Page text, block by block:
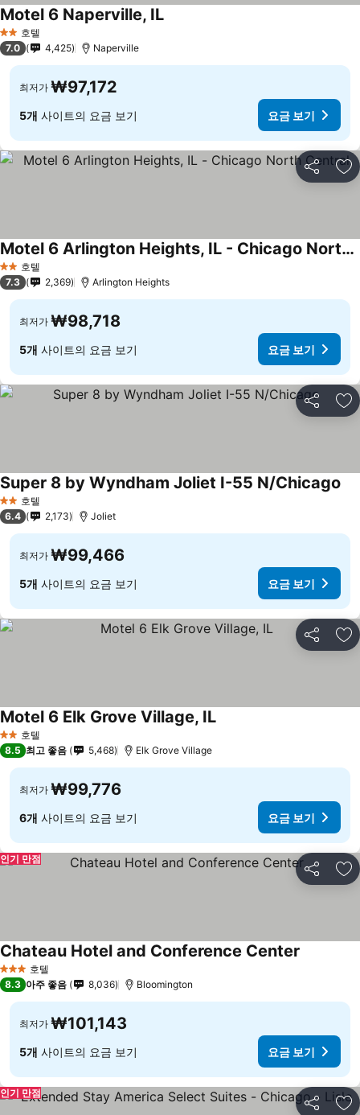
2 성급호텔
Motel 6 Naperville, IL
7.0 4,425 Naperville
최저가 ₩97,172
5개 사이트의 요금 보기 요금 보기
공유 즐
2 성급호텔
Motel 6 Arlington Heights, IL - Chicago North Central
7.3 2,369 Arlington Heights
최저가 ₩98,718
5개 사이트의 요금 보기 요금 보기
공유 즐
2 성급호텔
Super 8 by Wyndham Joliet I-55 N/Chicago
6.4 2,173 Joliet
최저가 ₩99,466
5개 사이트의 요금 보기 요금 보기
공유 즐
2 성급호텔
Motel 6 Elk Grove Village, IL
8.5 최고 좋음 5,468 Elk Grove Village
최저가 ₩99,776
6개 사이트의 요금 보기 요금 보기
공유 즐
인기 만점
3 성급 호텔
Chateau Hotel and Conference Center
8.3 아주 좋음 8,036 Bloomington
최저가 ₩101,143
5개 사이트의 요금 보기 요금 보기
공유 즐
인기 만점